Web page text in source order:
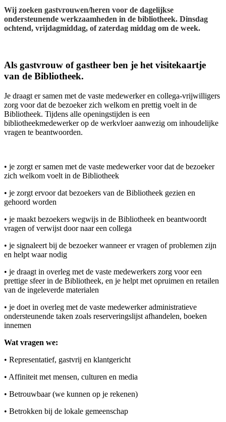
Wij zoeken gastvrouwen/heren voor de dagelijkse
ondersteunende werkzaamheden in de bibliotheek. Dinsdag
ochtend, vrijdagmiddag, of zaterdag middag om de week.
Als gastvrouw of gastheer ben je het visitekaartje
van de Bibliotheek.
Je draagt er samen met de vaste medewerker en collega-vrijwilligers
zorg voor dat de bezoeker zich welkom en prettig voelt in de
Bibliotheek. Tijdens alle openingstijden is een
bibliotheekmedewerker op de werkvloer aanwezig om inhoudelijke
vragen te beantwoorden.
• je zorgt er samen met de vaste medewerker voor dat de bezoeker
zich welkom voelt in de Bibliotheek
• je zorgt ervoor dat bezoekers van de Bibliotheek gezien en
gehoord worden
• je maakt bezoekers wegwijs in de Bibliotheek en beantwoordt
vragen of verwijst door naar een collega
• je signaleert bij de bezoeker wanneer er vragen of problemen zijn
en helpt waar nodig
• je draagt in overleg met de vaste medewerkers zorg voor een
prettige sfeer in de Bibliotheek, en je helpt met opruimen en retailen
van de ingeleverde materialen
• je doet in overleg met de vaste medewerker administratieve
ondersteunende taken zoals reserveringslijst afhandelen, boeken
innemen
Wat vragen we:
• Representatief, gastvrij en klantgericht
• Affiniteit met mensen, culturen en media
• Betrouwbaar (we kunnen op je rekenen)
• Betrokken bij de lokale gemeenschap